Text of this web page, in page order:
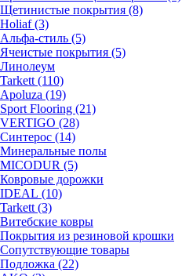
Щетинистые покрытия (8)
Holiaf (3)
Альфа-стиль (5)
Ячеистые покрытия (5)
Линолеум
Tarkett (110)
Apoluza (19)
Sport Flooring (21)
VERTIGO (28)
Синтерос (14)
Минеральные полы
MICODUR (5)
Ковровые дорожки
IDEAL (10)
Tarkett (3)
Витебские ковры
Покрытия из резиновой крошки
Сопутствующие товары
Подложка (22)